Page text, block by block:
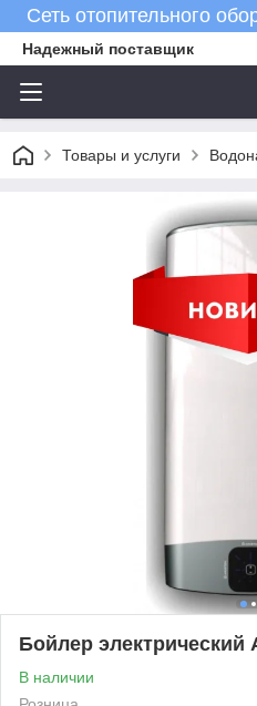
Сеть отопительного
Надежный поставщик
Товары и услуги
Бойлер электрический
В наличии